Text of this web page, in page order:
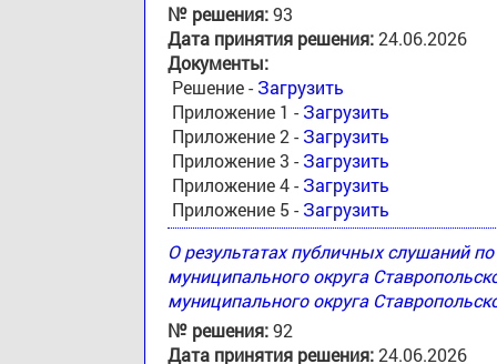
№ решения:93
Дата принятия решения:24.06.2026
Документы:
Решение - Загрузить
Приложение 1 - Загрузить
Приложение 2 - Загрузить
Приложение 3 - Загрузить
Приложение 4 - Загрузить
Приложение 5 - Загрузить
О результатах публичных слушаний
муниципального округа
муниципального округа
№ решения:92
Дата принятия решения:24.06.2026